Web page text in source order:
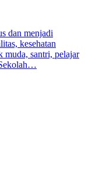
dan menjadi
kesehatan
muda, santri, pelajar